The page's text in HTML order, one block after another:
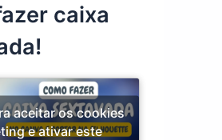
caixa
aceitar os cookies
e ativar este